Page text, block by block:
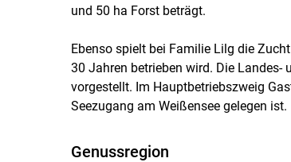
und 50 ha Forst beträgt.
Ebenso spielt bei Familie Lilg die
30 Jahren betrieben wird. Die Landes-
vorgestellt. Im Hauptbetriebszweig
Seezugang am Weißensee gelegen ist.
Genussregion